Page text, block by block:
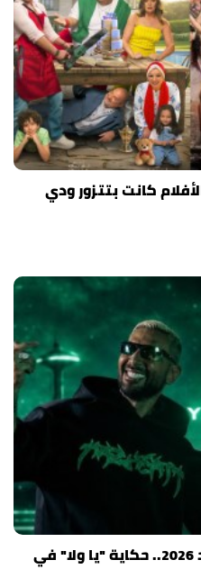
كانت بتتزور ودي
من الأبيض والأسود إلى تريند 2026.. حكاية "يا ولا" في